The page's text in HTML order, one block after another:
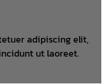
adipiscing elit,
ut laoreet.